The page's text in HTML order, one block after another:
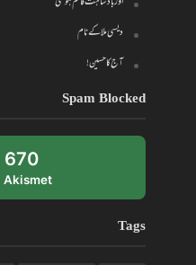
دیسی ملا کے نام
آج کا حسین!
Spam Blocked
670 spam
Akismet
Tags